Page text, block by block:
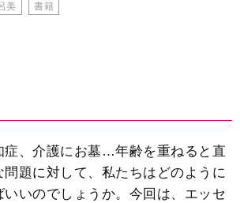
美 書籍
症、介護にお墓…年齢を重ねると直
問題に対して、私たちはどのように
いのでしょうか。今回は、エッセ